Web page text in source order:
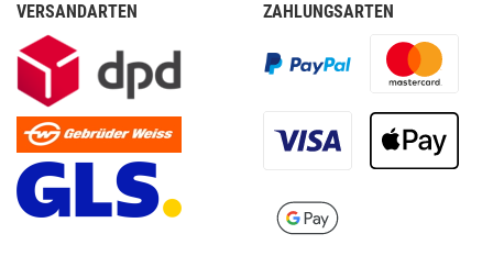
VERSANDARTEN ZAHLUNGSARTEN